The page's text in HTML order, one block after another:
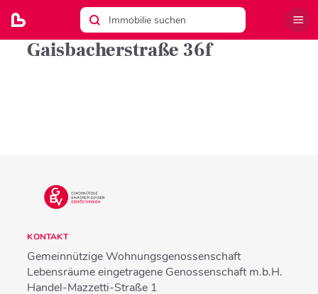
Gaisbacherstraße 36f
KONTAKT
Gemeinnützige Wohnungsgenossenschaft
Lebensräume eingetragene Genossenschaft m.b.H.
Handel-Mazzetti-Straße 1